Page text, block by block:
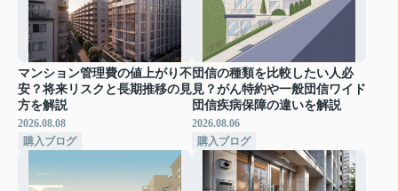
マンション管理費の値上がり不
安？将来リスクと長期推移の見
方を解説
2026.08.08
購入ブログ
団信の種類を比較したい人必
見？がん特約や一般団信ワイド
団信疾病保障の違いを解説
2026.08.06
購入ブログ